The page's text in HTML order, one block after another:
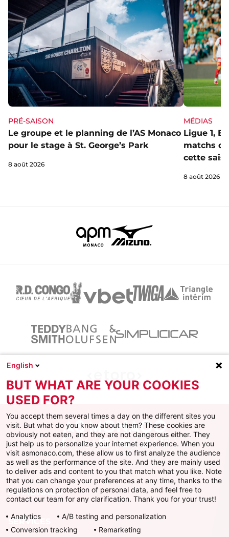
PRÉ-SAISON
Le groupe et le planning de l’AS Monaco
pour le stage à St. George’s Park
8 août 2026
MÉDIAS
Ligue 1,
matchs
cette
8 août 2026
Facebook
X Instagram
YoutubeTikTokTwitch
AS MONACO
SERVICES
English
BUT WHAT ARE YOUR COOKIES
USED FOR?
You accept them several times a day on the different sites you
visit. But what do you know about them? These cookies are
obviously not eaten, and they are not dangerous either. They
just help us to personalize your internet experience. When you
visit asmonaco.com, these allow us to first analyze the audience
as well as the performance of the site. And they are mainly used
to deliver ads and content to you that match what you like. Note
that you can change your preferences at any time, thanks to the
regulations on protection of personal data, and feel free to
contact our team for any clarification. Thank you for your trust!
Analytics
A/B testing and personalization
Conversion tracking
Remarketing